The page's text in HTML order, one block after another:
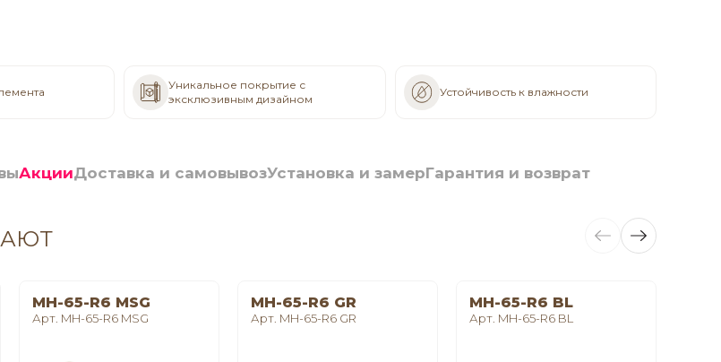
Уникальное покрытие с
эксклюзивным дизайном
Устойчивость к влажности
АкцииДоставка и самовывозУстановка и замерГарантия и возврат
MH-65-R6 MSG
Арт. MH-65-R6 MSG
MH-65-R6 GR
Арт. MH-65-R6 GR
MH-65-R6 BL
Арт. MH-65-R6 BL